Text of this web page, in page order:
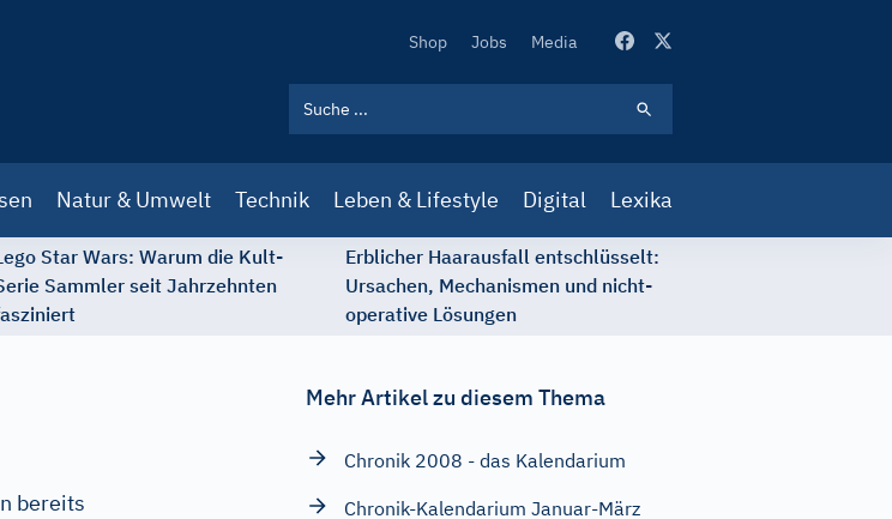
Secondary
Shop Jobs Media
Natur & Umwelt Technik Leben & Lifestyle Digital Lexika
Star Wars: Warum die Kult-
Sammler seit Jahrzehnten
Erblicher Haarausfall entschlüsselt:
Ursachen, Mechanismen und nicht-
operative Lösungen
bereits
Mehr Artikel zu diesem Thema
Chronik 2008 - das Kalendarium
Chronik-Kalendarium Januar-März